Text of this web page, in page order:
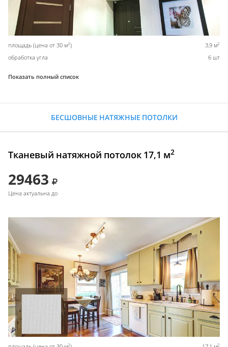
площадь (цена от 30 м2) 3,9 м2
обработка угла 6 шт
Показать полный список
БЕСШОВНЫЕ НАТЯЖНЫЕ ПОТОЛКИ
Тканевый натяжной потолок 17,1 м2
29463
Цена актуальна до
2 2